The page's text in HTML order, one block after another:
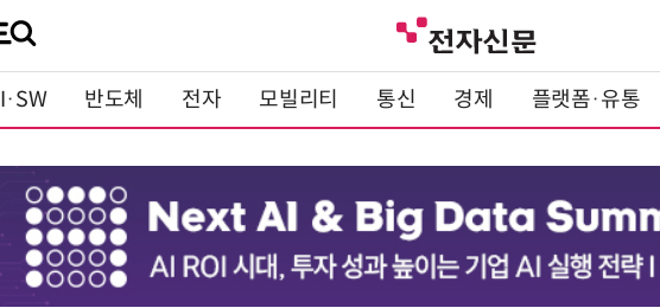
반도체 전자 모빌리티 통신 경제 플랫폼·유통